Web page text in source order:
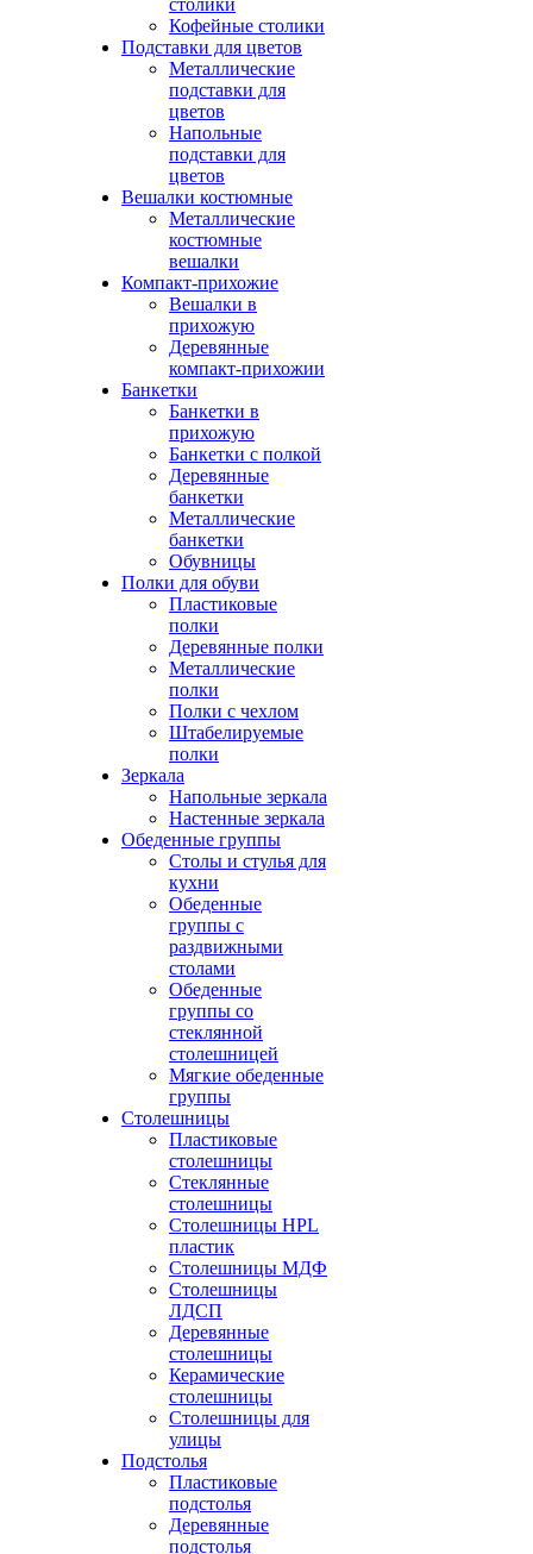
столики
Кофейные столики
Подставки для цветов
Металлические
подставки для
цветов
Напольные
подставки для
цветов
Вешалки костюмные
Металлические
костюмные
вешалки
Компакт-прихожие
Вешалки в
прихожую
Деревянные
компакт-прихожии
Банкетки
Банкетки в
прихожую
Банкетки с полкой
Деревянные
банкетки
Металлические
банкетки
Обувницы
Полки для обуви
Пластиковые
полки
Деревянные полки
Металлические
полки
Полки с чехлом
Штабелируемые
полки
Зеркала
Напольные зеркала
Настенные зеркала
Обеденные группы
Столы и стулья для
кухни
Обеденные
группы с
раздвижными
столами
Обеденные
группы со
стеклянной
столешницей
Мягкие обеденные
группы
Столешницы
Пластиковые
столешницы
Стеклянные
столешницы
Столешницы HPL
пластик
Столешницы МДФ
Столешницы
ЛДСП
Деревянные
столешницы
Керамические
столешницы
Столешницы для
улицы
Подстолья
Пластиковые
подстолья
Деревянные
подстолья